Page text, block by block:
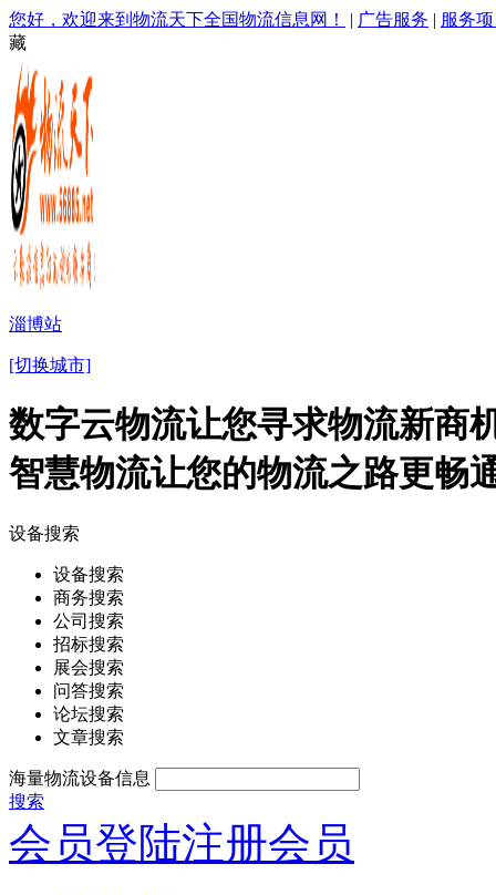
您好，欢迎来到物流天下全国物流信息网！ | 广告服务 | 服务
藏
淄博站
[切换城市]
数字云物流让您寻求物流新商
智慧物流让您的物流之路更畅
设备搜索
设备搜索
商务搜索
公司搜索
招标搜索
展会搜索
问答搜索
论坛搜索
文章搜索
海量物流设备信息
搜索
会员登陆注册会员